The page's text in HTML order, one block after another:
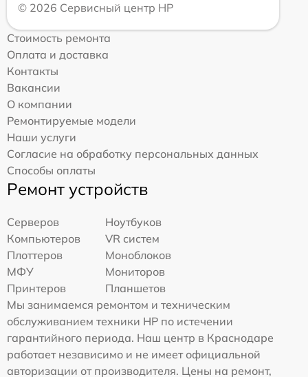
© 2026 Сервисный центр HP
Стоимость ремонта
Оплата и доставка
Контакты
Вакансии
О компании
Ремонтируемые модели
Наши услуги
Согласие на обработку персональных данных
Способы оплаты
Ремонт устройств
Серверов
Ноутбуков
Компьютеров
VR систем
Плоттеров
Моноблоков
МФУ
Мониторов
Принтеров
Планшетов
Мы занимаемся ремонтом и техническим
обслуживанием техники HP по истечении
гарантийного периода. Наш центр в Краснодаре
работает независимо и не имеет официальной
авторизации от производителя. Цены на ремонт,